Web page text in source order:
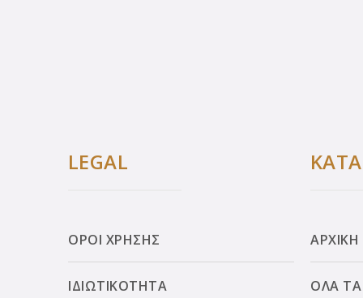
LEGAL
ΟΡΟΙ ΧΡΗΣΗΣ
ΙΔΙΩΤΙΚΟΤΗΤΑ
ΑΡΧΙΚΗ
ΟΛΑ